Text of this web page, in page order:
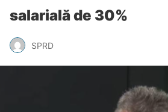
salarială de 30%
SPRD